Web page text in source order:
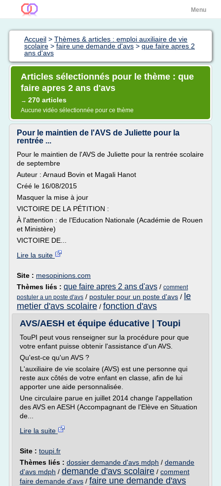
Menu
Accueil > Thèmes & articles : emploi auxiliaire de vie
scolaire > faire une demande d'avs > que faire apres 2
ans d'avs
Articles sélectionnés pour le thème : que
faire apres 2 ans d'avs
→ 270 articles
Aucune vidéo sélectionnée pour ce thème
Pour le maintien de l'AVS de Juliette pour la
rentrée ...
Pour le maintien de l'AVS de Juliette pour la rentrée scolaire
de septembre
Auteur : Arnaud Bovin et Magali Hanot
Créé le 16/08/2015
Masquer la mise à jour
VICTOIRE DE LA PÉTITION :
À l'attention : de l'Education Nationale (Académie de Rouen
et Ministère)
VICTOIRE DE...
Lire la suite
Site : mesopinions.com
Thèmes liés : que faire apres 2 ans d'avs / comment
postuler a un poste d'avs / postuler pour un poste d'avs / le
metier d'avs scolaire / fonction d'avs
AVS/AESH et équipe éducative | Toupi
TouPI peut vous renseigner sur la procédure pour que
votre enfant puisse obtenir l'assistance d'un AVS.
Qu'est-ce qu'un AVS ?
L'auxiliaire de vie scolaire (AVS) est une personne qui
reste aux côtés de votre enfant en classe, afin de lui
apporter une aide personnalisée.
Une circulaire parue en juillet 2014 change l'appellation
des AVS en AESH (Accompagnant de l'Elève en Situation
de...
Lire la suite
Site : toupi.fr
Thèmes liés : dossier demande d'avs mdph / demande
d'avs mdph / demande d'avs scolaire / comment
faire demande d'avs / faire une demande d'avs